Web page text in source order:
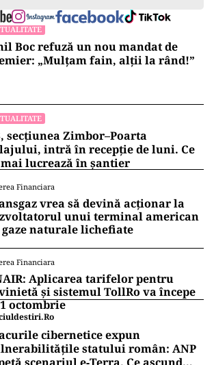
Boc refuză un nou mandat de
„Mulțam fain, alții la rând!”
secțiunea Zimbor–Poarta
intră în recepție de luni. Ce
mai lucrează în șantier
Financiara
vrea să devină acționar la
unui terminal american
gaze naturale lichefiate
Financiara
Aplicarea tarifelor pentru
și sistemul TollRo va începe
octombrie
cibernetice expun
statului român: ANP